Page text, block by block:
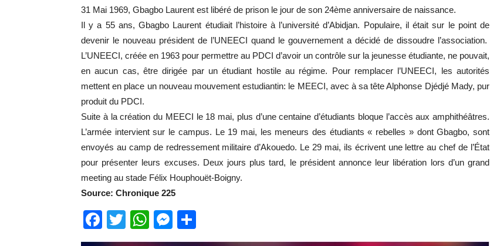
31 Mai 1969, Gbagbo Laurent est libéré de prison le jour de son 24ème anniversaire de naissance.
Il y a 55 ans, Gbagbo Laurent étudiait l’histoire à l’université d’Abidjan. Populaire, il était sur le point de
devenir le nouveau président de l’UNEECI quand le gouvernement a décidé de dissoudre l’association.
L’UNEECI, créée en 1963 pour permettre au PDCI d’avoir un contrôle sur la jeunesse étudiante, ne pouvait,
en aucun cas, être dirigée par un étudiant hostile au régime. Pour remplacer l’UNEECI, les autorités
mettent en place un nouveau mouvement estudiantin: le MEECI, avec à sa tête Alphonse Djédjé Mady, pur
produit du PDCI.
Suite à la création du MEECI le 18 mai, plus d’une centaine d’étudiants bloque l’accès aux amphithéâtres.
L’armée intervient sur le campus. Le 19 mai, les meneurs des étudiants « rebelles » dont Gbagbo, sont
envoyés au camp de redressement militaire d’Akouedo. Le 29 mai, ils écrivent une lettre au chef de l’État
pour présenter leurs excuses. Deux jours plus tard, le président annonce leur libération lors d’un grand
meeting au stade Félix Houphouët-Boigny.
Source: Chronique 225
Facebook
TwitterWhatsApp
Messenger